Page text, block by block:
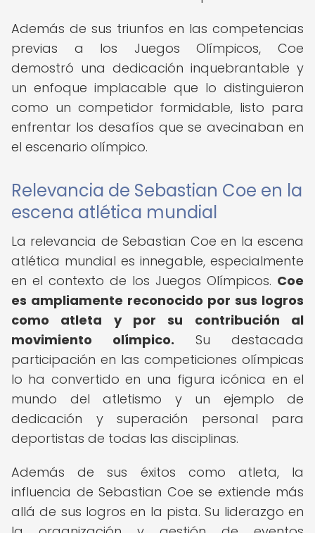
Además de sus triunfos en las competencias
previas a los Juegos Olímpicos, Coe
demostró una dedicación inquebrantable y
un enfoque implacable que lo distinguieron
como un competidor formidable, listo para
enfrentar los desafíos que se avecinaban en
el escenario olímpico.
Relevancia de Sebastian Coe en la
escena atlética mundial
La relevancia de Sebastian Coe en la escena
atlética mundial es innegable, especialmente
en el contexto de los Juegos Olímpicos. Coe
es ampliamente reconocido por sus logros
como atleta y por su contribución al
movimiento olímpico. Su destacada
participación en las competiciones olímpicas
lo ha convertido en una figura icónica en el
mundo del atletismo y un ejemplo de
dedicación y superación personal para
deportistas de todas las disciplinas.
Además de sus éxitos como atleta, la
influencia de Sebastian Coe se extiende más
allá de sus logros en la pista. Su liderazgo en